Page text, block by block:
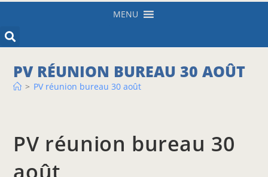
MENU
PV RÉUNION BUREAU 30 AOÛT
> PV réunion bureau 30 août
PV réunion bureau 30